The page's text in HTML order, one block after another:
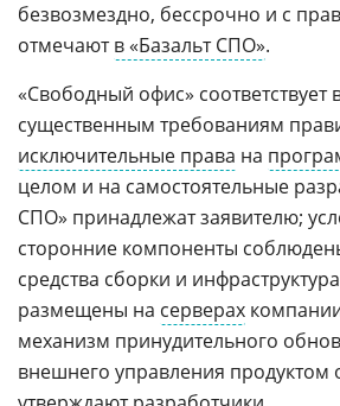
безвозмездно, бессрочно и с
отмечаютв «Базальт СПО».
«Свободный офис» соответствует
существенным требованиям
исключительные права на
целом и на самостоятельные
СПО» принадлежат заявителю;
сторонние компоненты
средства сборки и
размещены на серверах
механизм принудительного
внешнего управления продуктом